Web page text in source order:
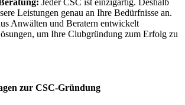
Leistungen genau an Ihre Bedürfnisse an.
Anwälten und Beratern entwickelt
um Ihre Clubgründung zum Erfolg zu
zur CSC-Gründung